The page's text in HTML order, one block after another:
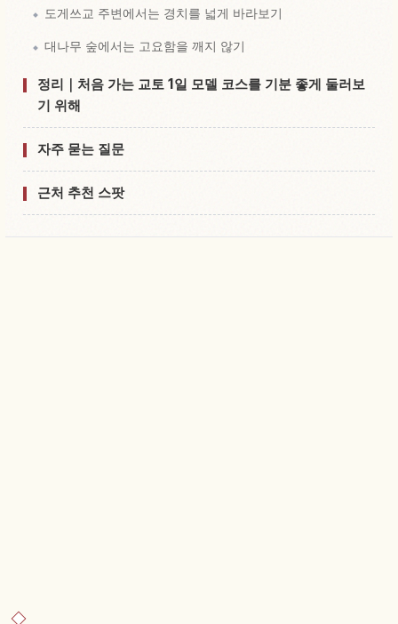
도게쓰교 주변에서는 경치를 넓게 바라보기
대나무 숲에서는 고요함을 깨지 않기
정리｜처음 가는 교토 1일 모델 코스를 기분 좋게 둘러보
기 위해
자주 묻는 질문
근처 추천 스팟